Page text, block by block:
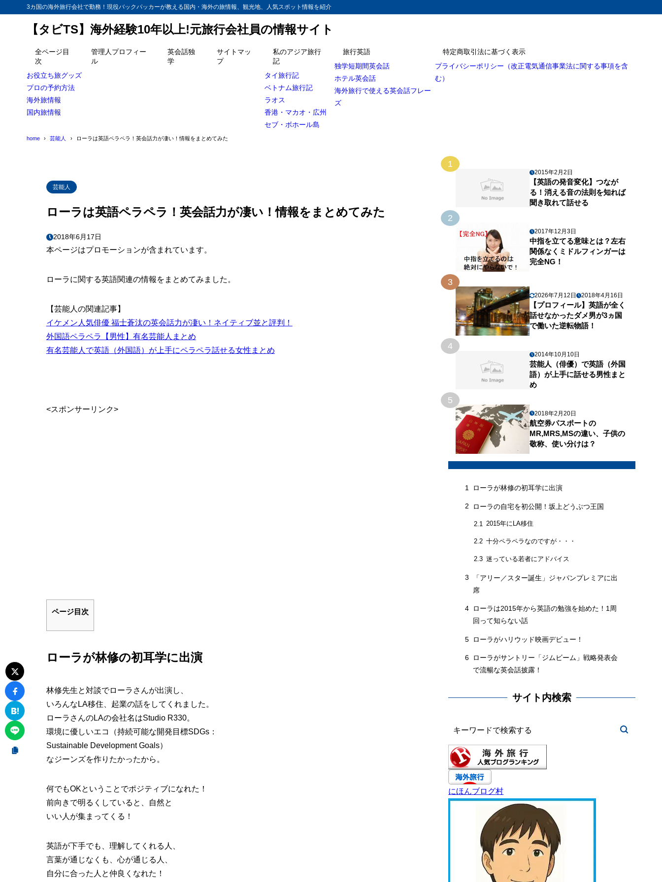
3カ国の海外旅行会社で勤務！現役バックパッカーが教える国内・海外の旅情報、観光地、人気スポット情報を紹介
【タビTS】海外経験10年以上!元旅行会社員の情報サイト
全ページ目
次
お役立ち旅グッズ
プロの予約方法
海外旅情報
国内旅情報
管理人プロフィー
ル
英会話独
学
サイトマッ
プ
私のアジア旅行
記
タイ旅行記
ベトナム旅行記
ラオス
香港・マカオ・広州
セブ・ボホール島
旅行英語
独学短期間英会話
ホテル英会話
海外旅行で使える英会話フレー
ズ
特定商取引法に基づく表示
プライバシーポリシー（改正電気通信事業法に関する事項を含
む）
home 芸能人 ローラは英語ペラペラ！英会話力が凄い！情報をまとめてみた
芸能人
ローラは英語ペラペラ！英会話力が凄い！情報をまとめてみた
2018年6月17日
本ページはプロモーションが含まれています。
ローラに関する英語関連の情報をまとめてみました。
【芸能人の関連記事】
イケメン人気俳優 福士蒼汰の英会話力が凄い！ネイティブ並と評判！
外国語ペラペラ【男性】有名芸能人まとめ
有名芸能人で英語（外国語）が上手にペラペラ話せる女性まとめ
<スポンサーリンク>
ページ目次
ローラが林修の初耳学に出演
林修先生と対談でローラさんが出演し、
いろんなLA移住、起業の話をしてくれました。
ローラさんのLAの会社名はStudio R330。
環境に優しいエコ（持続可能な開発目標SDGs：
Sustainable Development Goals）
なジーンズを作りたかったから。
何でもOKということでポジティブになれた！
前向きで明るくしていると、自然と
いい人が集まってくる！
英語が下手でも、理解してくれる人、
言葉が通じなくも、心が通じる人、
自分に合った人と仲良くなれた！
1
2015年2月2日
【英語の発音変化】つなが
る！消える音の法則を知れば
聞き取れて話せる
2
2017年12月3日
中指を立てる意味とは？左右
関係なくミドルフィンガーは
完全NG！
3
2026年7月12日 2018年4月16日
【プロフィール】英語が全く
話せなかったダメ男が3ヵ国
で働いた逆転物語！
4
2014年10月10日
芸能人（俳優）で英語（外国
語）が上手に話せる男性まと
め
5
2018年2月20日
航空券パスポートの
MR,MRS,MSの違い、子供の
敬称、使い分けは？
1 ローラが林修の初耳学に出演
2 ローラの自宅を初公開！坂上どうぶつ王国
2.1 2015年にLA移住
2.2 十分ペラペラなのですが・・・
2.3 迷っている若者にアドバイス
3
「アリー／スター誕生」ジャパンプレミアに出
席
4
ローラは2015年から英語の勉強を始めた！1周
回って知らない話
5 ローラがハリウッド映画デビュー！
6
ローラがサントリー「ジムビーム」戦略発表会
で流暢な英会話披露！
サイト内検索
にほんブログ村
目次
ローラの自宅を初公開！坂上どうぶつ王国
十分ペラペラなのですが・・・
2.3 迷っている若者にアドバイス
ローラがサントリー「ジムビーム」戦略発表会で流暢な英会話披露！